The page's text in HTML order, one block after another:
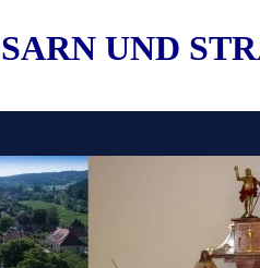
UND